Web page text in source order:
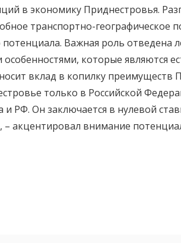
в экономику Приднестровья.
транспортно-географическое
Важная роль отведена
которые являются
вклад в копилку
только в Российской
и РФ. Он заключается в нулевой
акцентировал внимание